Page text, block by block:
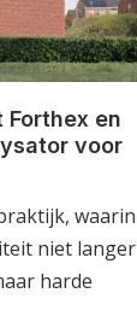
en
voor
waarin
niet langer
harde